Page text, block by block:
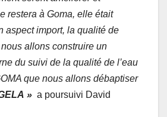
restera à Goma, elle était
aspect import, la qualité de
allons construire un
du suivi de la qualité de l’eau
que nous allons débaptiser
» a poursuivi David